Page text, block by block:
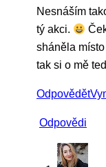
Nesnáším
tý akci.
sháněla
tak si o mě
Odpovědět
Odpovědi